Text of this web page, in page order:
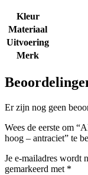
Kleur
Materiaal
Uitvoering
Merk
Er zijn nog geen
Wees de eerste om
hoog – antraciet” te
Je e-mailadres wordt
gemarkeerd met *